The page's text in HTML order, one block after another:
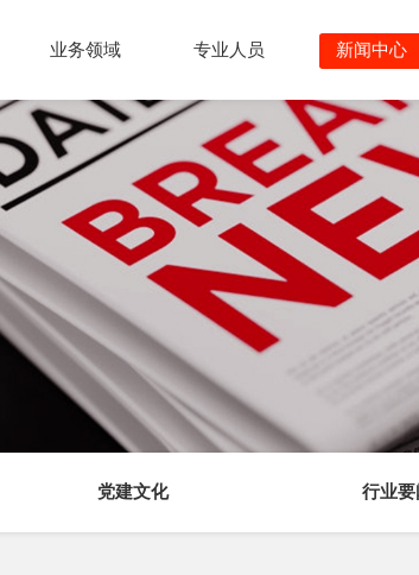
业务领域 专业人员 新闻中心
党建文化 行业要